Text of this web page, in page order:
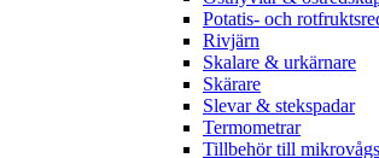
Potatis- och
Rivjärn
Skalare & urkärnare
Skärare
Slevar & stekspadar
Termometrar
Tillbehör till